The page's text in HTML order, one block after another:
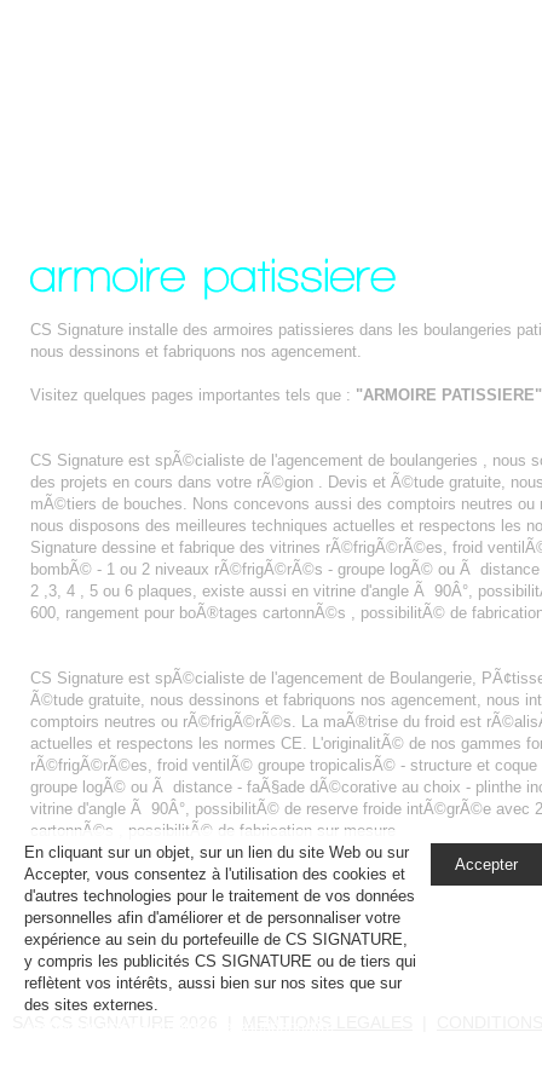
CS Signature installe des armoires patissieres dans les boulangeries
nous dessinons et fabriquons nos agencement.
Visitez quelques pages importantes tels que : "ARMOIRE PATISSIERE"
CS Signature est spÃ©cialiste de l'agencement de boulangeries ,
des projets en cours dans votre rÃ©gion . Devis et Ã©tude gratuite,
mÃ©tiers de bouches. Nons concevons aussi des comptoirs neutres
nous disposons des meilleures techniques actuelles et respectons les
Signature dessine et fabrique des vitrines rÃ©frigÃ©rÃ©es, froid
bombÃ© - 1 ou 2 niveaux rÃ©frigÃ©rÃ©s - groupe logÃ© ou Ã
2 ,3, 4 , 5 ou 6 plaques, existe aussi en vitrine d'angle Ã 90Â°,
600, rangement pour boÃ®tages cartonnÃ©s , possibilitÃ© de
CS Signature est spÃ©cialiste de l'agencement de Boulangerie,
Ã©tude gratuite, nous dessinons et fabriquons nos agencement, nous
comptoirs neutres ou rÃ©frigÃ©rÃ©s. La maÃ®trise du froid est
actuelles et respectons les normes CE. L'originalitÃ© de nos gammes
rÃ©frigÃ©rÃ©es, froid ventilÃ© groupe tropicalisÃ© - structure et
groupe logÃ© ou Ã distance - faÃ§ade dÃ©corative au choix - plinthe
vitrine d'angle Ã 90Â°, possibilitÃ© de reserve froide intÃ©grÃ©e avec
cartonnÃ©s , possibilitÃ© de fabrication sur mesure
En cliquant sur un objet, sur un lien du site Web ou sur
Accepter, vous consentez à l'utilisation des cookies et
d'autres technologies pour le traitement de vos données
personnelles afin d'améliorer et de personnaliser votre
expérience au sein du portefeuille de CS SIGNATURE,
y compris les publicités CS SIGNATURE ou de tiers qui
reflètent vos intérêts, aussi bien sur nos sites que sur
des sites externes.
Accepter